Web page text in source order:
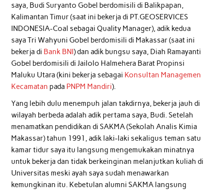
saya, Budi Suryanto Gobel berdomisili di Balikpapan,
Kalimantan Timur (saat ini bekerja di PT.GEOSERVICES
INDONESIA-Coal sebagai Quality Manager), adik kedua
saya Tri Wahyuni Gobel berdomisili di Makassar (saat ini
bekerja di Bank BNI) dan adik bungsu saya, Diah Ramayanti
Gobel berdomisili di Jailolo Halmehera Barat Propinsi
Maluku Utara (kini bekerja sebagai Konsultan Managemen
Kecamatan pada PNPM Mandiri).
Yang lebih dulu menempuh jalan takdirnya, bekerja jauh di
wilayah berbeda adalah adik pertama saya, Budi. Setelah
menamatkan pendidikan di SAKMA (Sekolah Analis Kimia
Makassar) tahun 1991, adik laki-laki sekaligus teman satu
kamar tidur saya itu langsung mengemukakan minatnya
untuk bekerja dan tidak berkeinginan melanjutkan kuliah di
Universitas meski ayah saya sudah menawarkan
kemungkinan itu. Kebetulan alumni SAKMA langsung